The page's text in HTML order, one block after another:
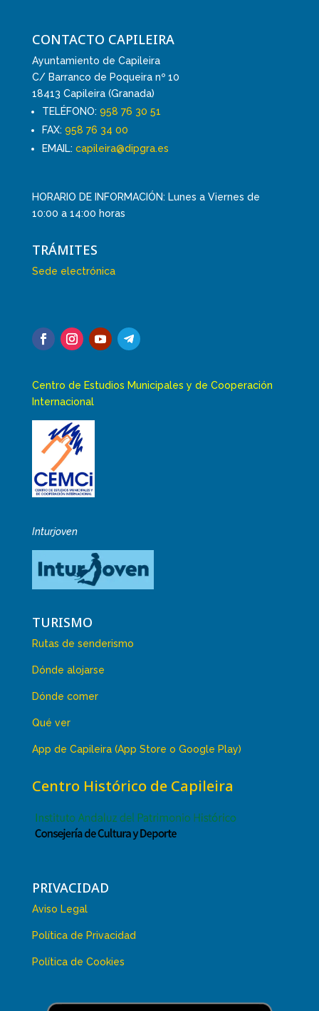
CONTACTO CAPILEIRA
Ayuntamiento de Capileira
C/ Barranco de Poqueira nº 10
18413 Capileira (Granada)
TELÉFONO: 958 76 30 51
FAX: 958 76 34 00
EMAIL: capileira@dipgra.es
HORARIO DE INFORMACIÓN: Lunes a Viernes de
10:00 a 14:00 horas
TRÁMITES
Sede electrónica
Centro de Estudios Municipales y de Cooperación
Internacional
Inturjoven
TURISMO
Rutas de senderismo
Dónde alojarse
Dónde comer
Qué ver
App de Capileira (App Store o Google Play)
Centro Histórico de Capileira
PRIVACIDAD
Aviso Legal
Política de Privacidad
Política de Cookies